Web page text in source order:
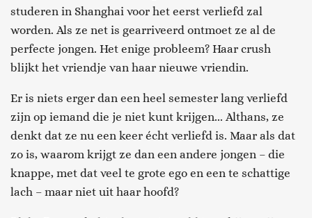
studeren in Shanghai voor het eerst verliefd zal
worden. Als ze net is gearriveerd ontmoet ze al de
perfecte jongen. Het enige probleem? Haar crush
blijkt het vriendje van haar nieuwe vriendin.
Er is niets erger dan een heel semester lang verliefd
zijn op iemand die je niet kunt krijgen... Althans, ze
denkt dat ze nu een keer écht verliefd is. Maar als dat
zo is, waarom krijgt ze dan een andere jongen – die
knappe, met dat veel te grote ego en een te schattige
lach – maar niet uit haar hoofd?